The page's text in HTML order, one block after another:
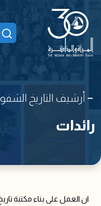
أرشيف التاريخ
رائدات
ان العمل على بناء مكتبة